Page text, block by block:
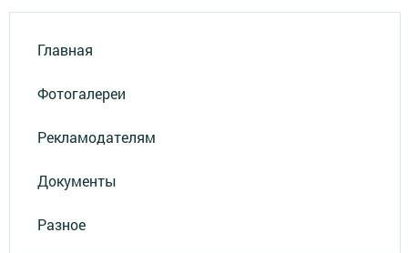
Главная
Фотогалереи
Рекламодателям
Документы
Разное